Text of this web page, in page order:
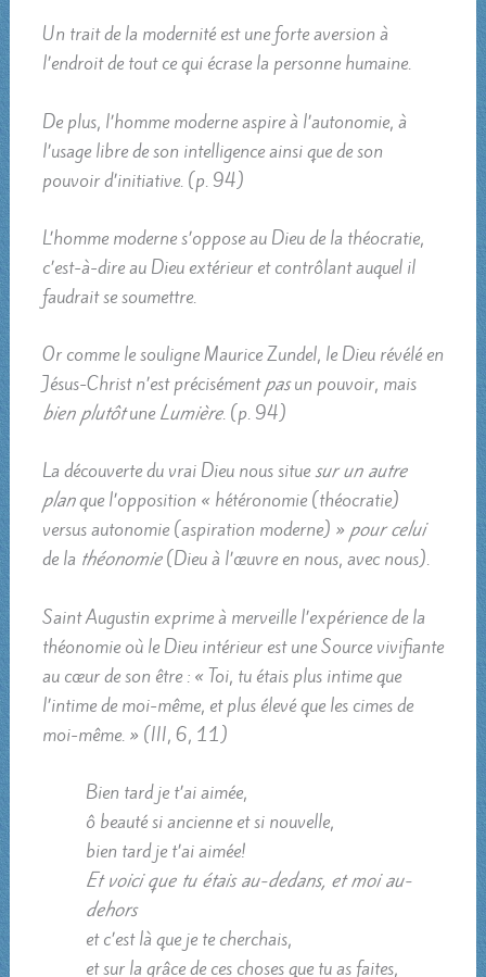
Un trait de la modernité est une forte aversion à
l’endroit de tout ce qui écrase la personne humaine.
De plus, l’homme moderne aspire à l’autonomie, à
l’usage libre de son intelligence ainsi que de son
pouvoir d’initiative. (p. 94)
L’homme moderne s’oppose au Dieu de la théocratie,
c’est-à-dire au Dieu extérieur et contrôlant auquel il
faudrait se soumettre.
Or comme le souligne Maurice Zundel, le Dieu révélé en
Jésus-Christ n’est précisémentpasun pouvoir, mais
bien plutôtune Lumière. (p. 94)
La découverte du vrai Dieu nous situesur un autre
planque l’opposition « hétéronomie (théocratie)
versus autonomie (aspiration moderne) » pour celui
de la théonomie(Dieu à l’œuvre en nous, avec nous).
Saint Augustin exprime à merveille l’expérience de la
théonomie où le Dieu intérieur est une Source vivifiante
au cœur de son être : « Toi, tu étais plus intime que
l’intime de moi-même, et plus élevé que les cimes de
moi-même. » (III, 6, 11)
Bien tard je t’ai aimée,
ô beauté si ancienne et si nouvelle,
bien tard je t’ai aimée!
Et voici que tu étais au-dedans, et moi au-
dehors
et c’est là que je te cherchais,
et sur la grâce de ces choses que tu as faites,